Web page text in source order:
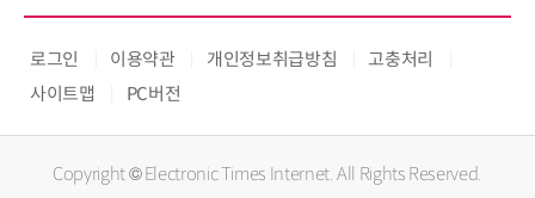
로그인 이용약관 개인정보취급방침
고충처리
사이트맵
PC버전
Copyright © Electronic Times Internet. All Rights Reserved.